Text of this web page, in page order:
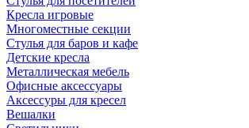
Кресла игровые
Многоместные секции
Стулья для баров и кафе
Детские кресла
Металлическая мебель
Офисные аксессуары
Аксессуры для кресел
Вешалки